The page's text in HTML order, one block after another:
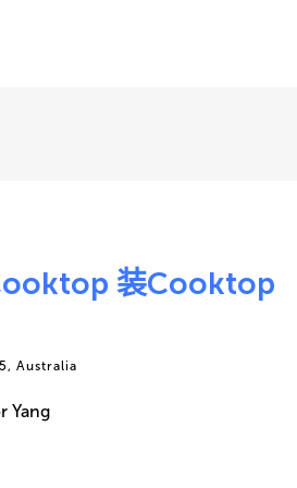
装Cooktop
Australia
Yang